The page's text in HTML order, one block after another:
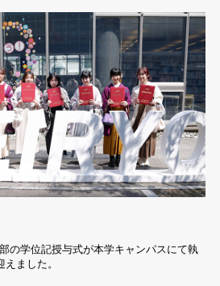
の学位記授与式が本学キャンパスにて執
ました。